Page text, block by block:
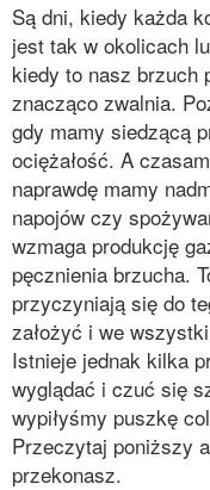
Są dni, kiedy każda
jest tak w okolicach
kiedy to nasz brzuch
znacząco zwalnia.
gdy mamy siedzącą
ociężałość. A
naprawdę mamy
napojów czy
wzmaga produkcję
pęcznienia brzucha.
przyczyniają się do
założyć i we
Istnieje jednak kilka
wyglądać i czuć się
wypiłyśmy puszkę
Przeczytaj poniższy
przekonasz.